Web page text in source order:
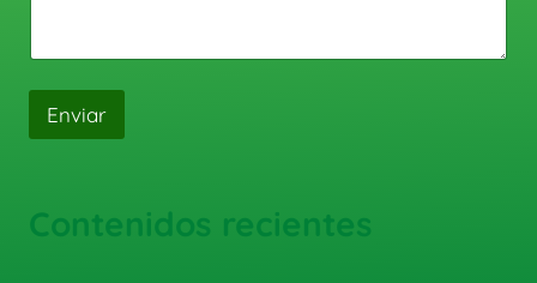
Enviar
Contenidos recientes